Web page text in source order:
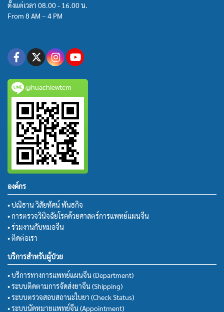
ตั้งแต่เวลา 08.00 - 16.00 น.
From 8 AM – 4 PM
@huachiewtcm
องค์กร
• ปณิธาน วิสัยทัศน์ พันธกิจ
• การตรวจวินิจฉัยโรคด้วยศาสตร์การแพทย์แผนจีน
• ร่วมงานกับหมอจีน
• ติดต่อเรา
บริการสำหรับผู้ป่วย
• บริการทางการแพทย์แผนจีน (Department)
• ระบบติดตามการจัดส่งยาจีน (Shipping)
• ระบบตรวจสอบสถานะใบยา (Check Status)
• ระบบนัดหมายแพทย์จีน (Appointment)